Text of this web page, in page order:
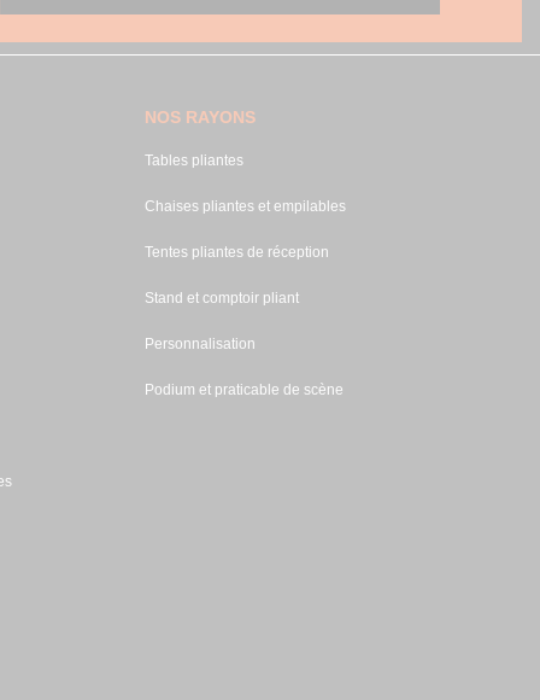
NOS RAYONS
Tables pliantes
Chaises pliantes et empilables
Tentes pliantes de réception
Stand et comptoir pliant
Personnalisation
Podium et praticable de scène